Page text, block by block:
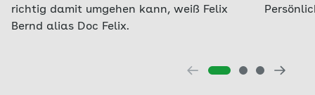
richtig damit umgehen kann, weiß Felix
Bernd alias Doc Felix.